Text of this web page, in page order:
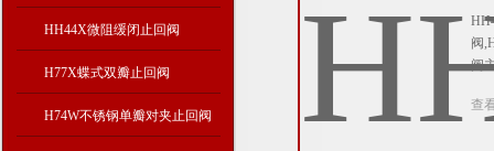
HH44X微阻缓闭止回阀
H77X蝶式双瓣止回阀
H74W不锈钢单瓣对夹止回阀
阀
阀
查